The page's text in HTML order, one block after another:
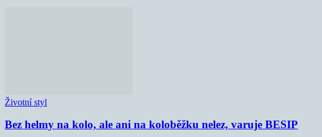
Životní styl
Bez helmy na kolo, ale ani na koloběžku nelez, varuje BESIP